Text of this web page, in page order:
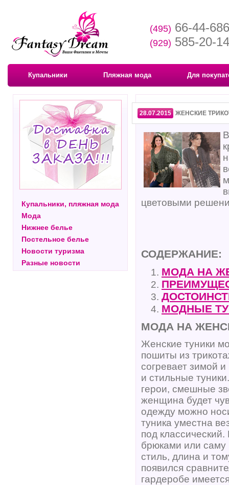
(495) 66-44-686
(929) 585-20-14
Купальники Пляжная мода Для
Купальники, пляжная мода
Мода
Нижнее белье
Постельное белье
Новости туризма
Разные новости
28.07.2015 ЖЕНСКИЕ
цветовыми
СОДЕРЖАНИЕ:
МОДА НА
МОДНЫЕ
МОДА НА
Женские туники
пошиты из
согревает зимой
и стильные
герои, смешные
женщина будет
одежду можно
туника уместна
под
брюками или саму
стиль, длина и
появился
гардеробе